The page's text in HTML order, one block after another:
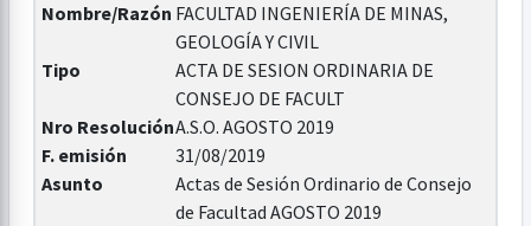
Nombre/Razón FACULTAD INGENIERÍA DE MINAS,
GEOLOGÍA Y CIVIL
Tipo
ACTA DE SESION ORDINARIA DE
CONSEJO DE FACULT
Nro ResoluciónA.S.O. AGOSTO 2019
F. emisión
31/08/2019
Asunto
Actas de Sesión Ordinario de Consejo
de Facultad AGOSTO 2019